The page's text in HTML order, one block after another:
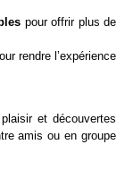
pour offrir plus de
rendre l’expérience
et découvertes
amis ou en groupe